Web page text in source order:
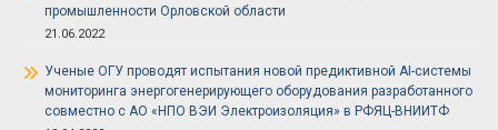
промышленности Орловской области
21.06.2022
Ученые ОГУ проводят испытания новой предиктивной AI-системы
мониторинга энергогенерирующего оборудования разработанного
совместно с АО «НПО ВЭИ Электроизоляция» в РФЯЦ-ВНИИТФ